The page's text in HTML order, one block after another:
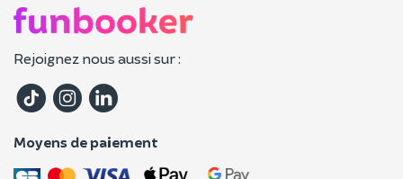
Rejoignez nous aussi sur :
Moyens de paiement